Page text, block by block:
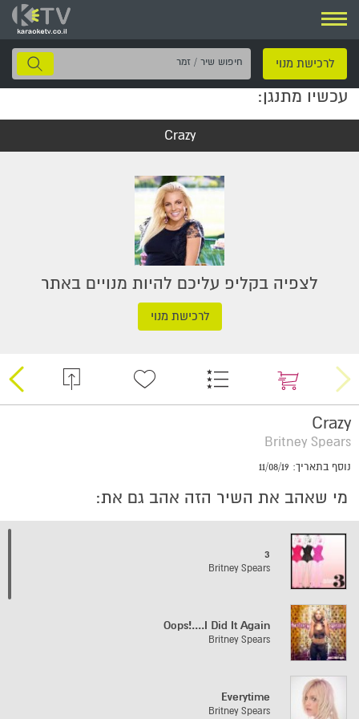
ניווט
לרכישת מנוי
חיפוש
שיר
עכשיו מתנגן:
Crazy
לצפיה בקליפ עליכם להיות מנויים באתר
לרכישת מנוי
Crazy
Britney Spears
נוסף בתאריך: 11/08/19
מי שאהב את השיר הזה אהב גם את:
3
Britney Spears
Oops!....I Did It Again
Britney Spears
Everytime
Britney Spears